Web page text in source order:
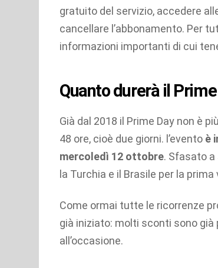
gratuito del servizio, accedere
cancellare l’abbonamento. Per
informazioni importanti di cui
Quanto durerà il
Già dal 2018 il Prime Day non è
48 ore, cioè due giorni. l’evento è
mercoledì 12 ottobre. Sfasato a
la Turchia e il Brasile per la prima
Come ormai tutte le ricorrenze
già iniziato: molti sconti sono
all’occasione.